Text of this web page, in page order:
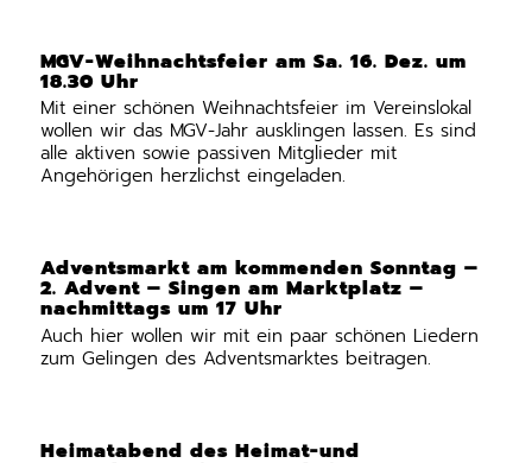
MGV-Weihnachtsfeier am Sa. 16. Dez. um
18.30 Uhr
Mit einer schönen Weihnachtsfeier im Vereinslokal
wollen wir das MGV-Jahr ausklingen lassen. Es sind
alle aktiven sowie passiven Mitglieder mit
Angehörigen herzlichst eingeladen.
Adventsmarkt am kommenden Sonntag –
2. Advent – Singen am Marktplatz –
nachmittags um 17 Uhr
Auch hier wollen wir mit ein paar schönen Liedern
zum Gelingen des Adventsmarktes beitragen.
Heimatabend des Heimat-und